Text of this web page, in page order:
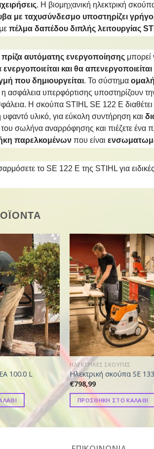
. Η βιομηχανική ηλεκτρική
με ταχυσύνδεσμο υποστηρίζει
πέλμα δαπέδου διπλής λειτουργίας
πρίζα αυτόματης ενεργοποίησης μπορεί
ενεργοποιείται και θα
που δημιουργείται. Το σύστημα
ασφάλεια υπερφόρτισης υποστηρίζουν
Η σκούπα STIHL SE 122 E διαθέτει
υλικό, για εύκολη συντήρηση και
σωλήνα αναρρόφησης και πιέζετε
παρελκομένων που είναι
το SE 122 E της STIHL για
100.0 L
ΗΛΕΚΤΡΙΚΕΣ ΣΚΟΥΠΕΣ
Ηλεκτρική σκούπα SE
€798,99
ΠΡΟΣΘΗΚΗ ΣΤΟ ΚΑΛΑΘΙ